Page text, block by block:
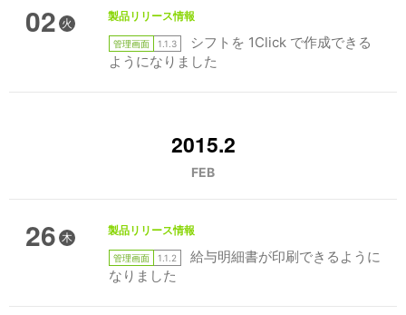
02 火
製品リリース情報
管理画面 1.1.3
シフトを 1Click で作成できる
ようになりました
2015.2
FEB
26 木
製品リリース情報
管理画面 1.1.2
給与明細書が印刷できるように
なりました